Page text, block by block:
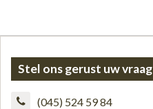
Stel ons gerust uw vraag
(045) 524 59 84